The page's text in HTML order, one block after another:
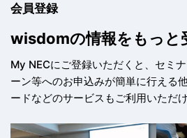
会員登録
wisdomの情報を もっと
My NECにご登録いただくと、セミナ
ーン等へのお申込みが簡単に行える他
ードなどのサービスもご利用いただけ